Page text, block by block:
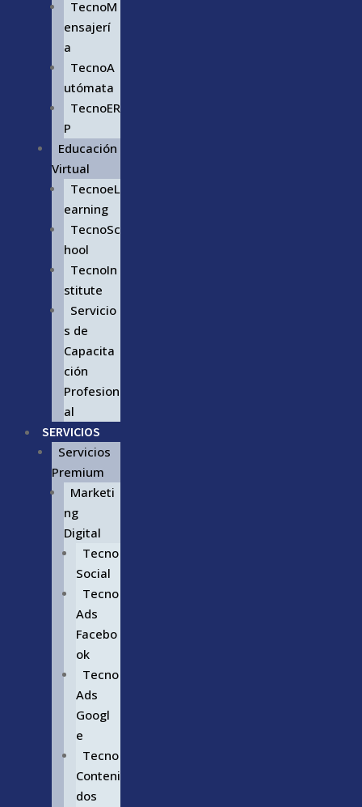
TecnoM
ensajerí
a
TecnoA
utómata
TecnoER
P
Educación
Virtual
TecnoeL
earning
TecnoSc
hool
TecnoIn
stitute
Servicio
s de
Capacita
ción
Profesion
al
SERVICIOS
Servicios
Premium
Marketi
ng
Digital
Tecno
Social
Tecno
Ads
Facebo
ok
Tecno
Ads
Googl
e
Tecno
Conteni
dos